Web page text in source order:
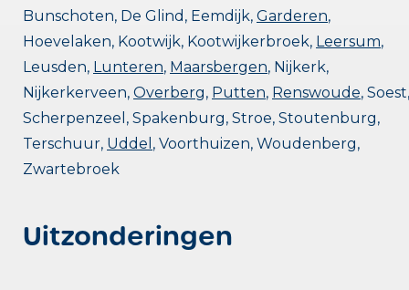
Bunschoten, De Glind, Eemdijk, Garderen,
Hoevelaken, Kootwijk, Kootwijkerbroek, Leersum,
Leusden, Lunteren, Maarsbergen, Nijkerk,
Nijkerkerveen, Overberg, Putten, Renswoude,
Scherpenzeel, Spakenburg, Stroe, Stoutenburg,
Terschuur, Uddel , Voorthuizen, Woudenberg,
Zwartebroek
Uitzonderingen